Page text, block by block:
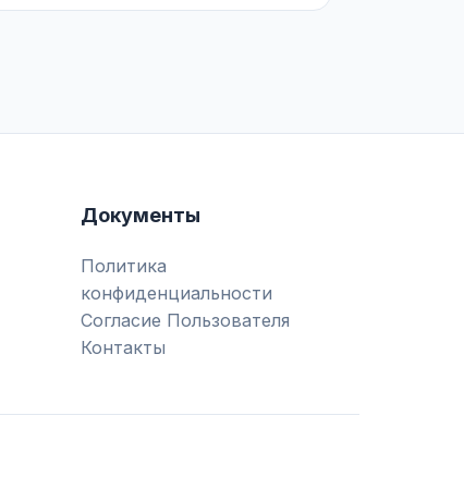
Документы
Политика
конфиденциальности
Согласие Пользователя
Контакты